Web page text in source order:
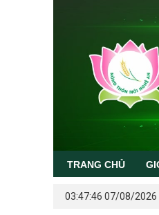
TRANG CHỦ
03:47:46 07/08/2026